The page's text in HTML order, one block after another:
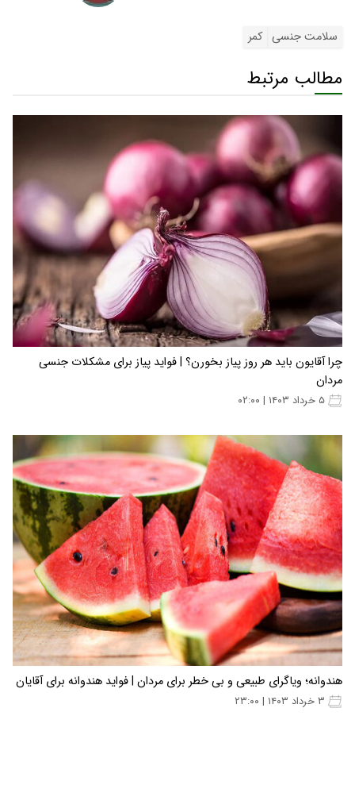
سلامت جنسی کمر
مطالب مرتبط
چرا آقایون باید هر روز پیاز بخورن؟ | فواید پیاز برای مشکلات جنسی
مردان
هندوانه؛ ویاگرای طبیعی و بی خطر برای مردان | فواید هندوانه برای آقایان